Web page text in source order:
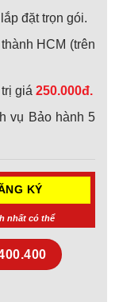
đặt trọn gói.
HCM (trên
giá 250.000đ.
vụ Bảo hành 5
nhất có thể